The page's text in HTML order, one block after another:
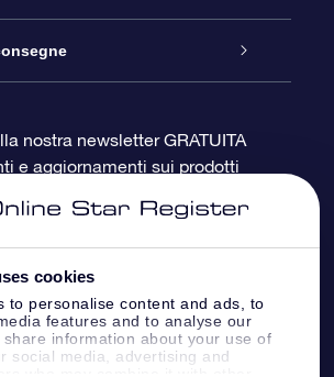
cookies
to personalise content and ads, to
features and to analyse our
information about your use of
social media, advertising and
OSR
Stars
me to the stars’
di Pagamento
nostra newsletter GRATUITA
e aggiornamenti sui prodotti